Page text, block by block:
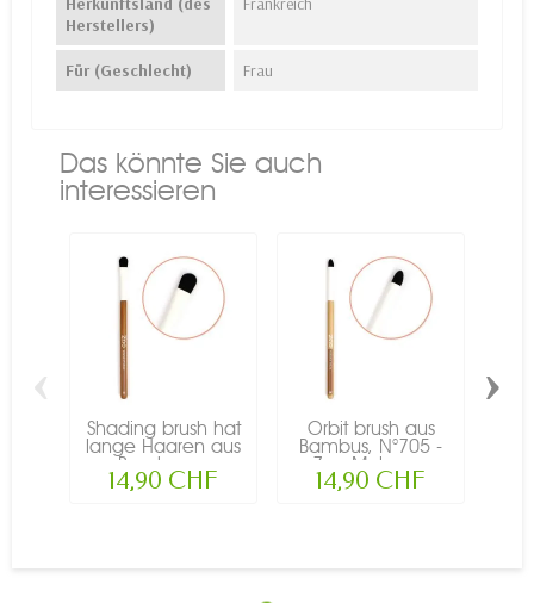
Herstellers)
Für (Geschlecht) Frau
Das könnte Sie auch
interessieren
Shading brush hat
lange Haaren aus
Bambus,...
14,90 CHF
Orbit brush aus
Bambus, N°705 -
Zao Make-up
14,90 CHF
‹ ›